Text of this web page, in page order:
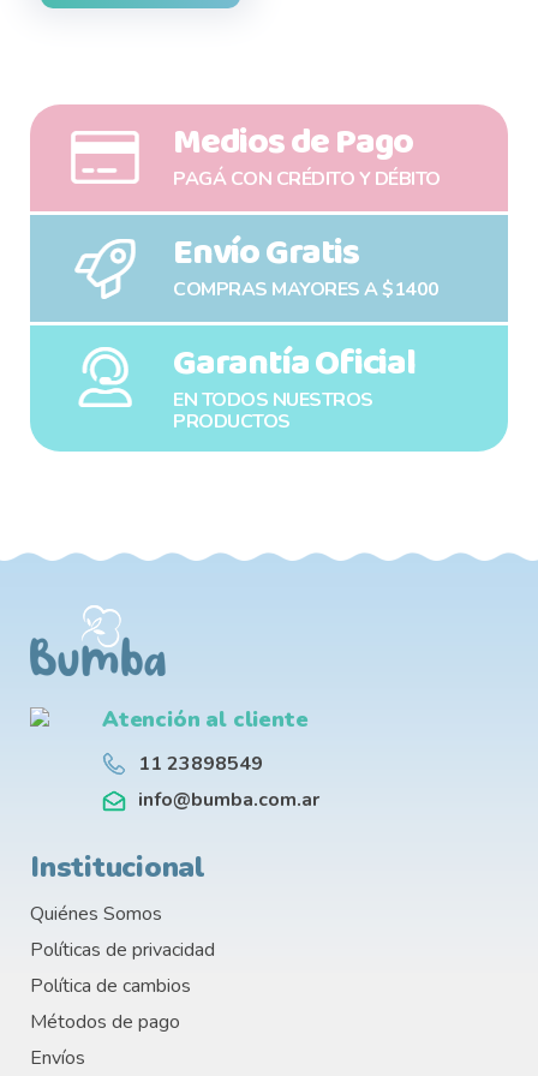
Medios de Pago
PAGÁ CON CRÉDITO Y DÉBITO
Envío Gratis
COMPRAS MAYORES A $1400
Garantía Oficial
EN TODOS NUESTROS
PRODUCTOS
Atención al cliente
11 23898549
info@bumba.com.ar
Institucional
Quiénes Somos
Políticas de privacidad
Política de cambios
Métodos de pago
Envíos